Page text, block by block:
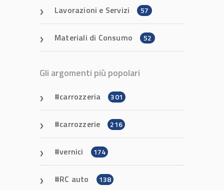
Lavorazioni e Servizi 57
Materiali di Consumo 52
Gli argomenti più popolari
carrozzeria 301
carrozzerie 216
vernici 174
RC auto 138